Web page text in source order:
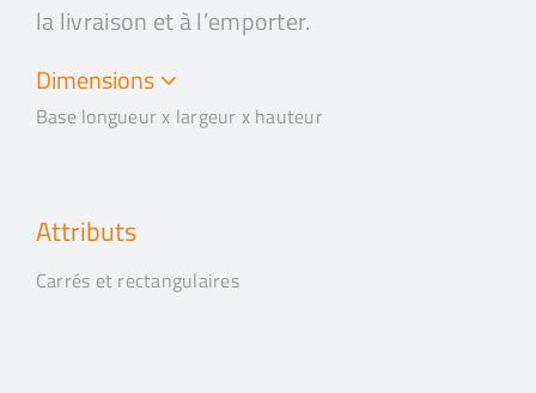
la livraison et à l’emporter.
Dimensions
Base longueur x largeur x hauteur
Attributs
Carrés et rectangulaires